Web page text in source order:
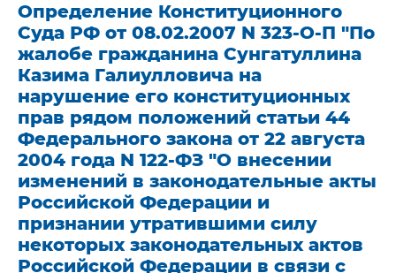
Определение Конституционного
Суда РФ от 08.02.2007 N 323-О-П "По
жалобе гражданина Сунгатуллина
Казима Галиулловича на
нарушение его конституционных
прав рядом положений статьи 44
Федерального закона от 22 августа
2004 года N 122-ФЗ "О внесении
изменений в законодательные акты
Российской Федерации и
признании утратившими силу
некоторых законодательных актов
Российской Федерации в связи с